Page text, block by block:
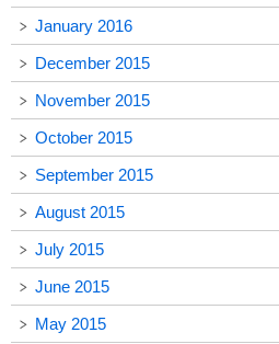
January 2016
December 2015
November 2015
October 2015
September 2015
August 2015
July 2015
June 2015
May 2015